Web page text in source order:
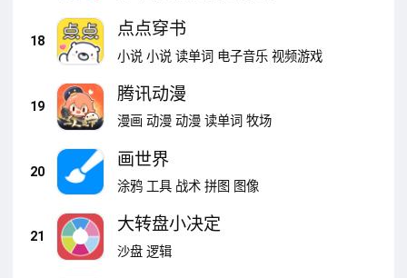
18
点点穿书
小说 小说 读单词 电子音乐 视频游戏
19
腾讯动漫
漫画 动漫 动漫 读单词 牧场
20
画世界
涂鸦 工具 战术 拼图 图像
21
大转盘小决定
沙盘 逻辑